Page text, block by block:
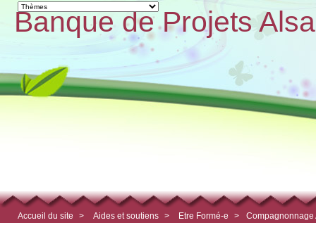
Banque de Projets
Accueil du site > Aides et soutiens > Etre Formé-e > Compagnonnage